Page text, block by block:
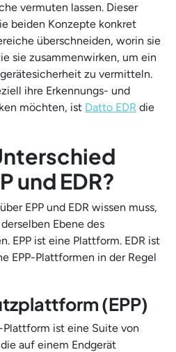
vermuten lassen. Dieser
beiden Konzepte konkret
überschneiden, worin sie
sie zusammenwirken, um ein
zu vermitteln.
ihre Erkennungs- und
möchten, ist Datto EDR die
und EDR?
EPP und EDR wissen muss,
Ebene des
EPP ist eine Plattform. EDR ist
EPP-Plattformen in der Regel
(EPP)
ist eine Suite von
auf einem Endgerät